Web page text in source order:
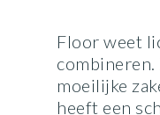
Floor weet
combineren.
moeilijke
heeft een